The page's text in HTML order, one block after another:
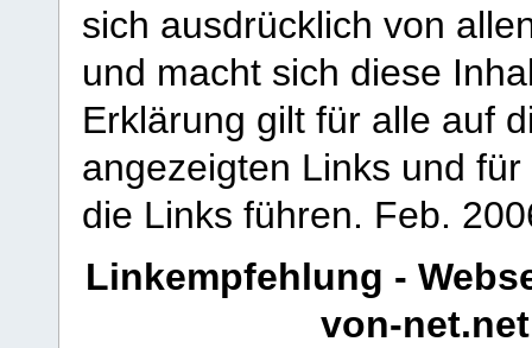
sich ausdrücklich von
und macht sich diese
Erklärung gilt für alle auf
angezeigten Links und
die Links führen. Feb.
Linkempfehlung -
von-net.net